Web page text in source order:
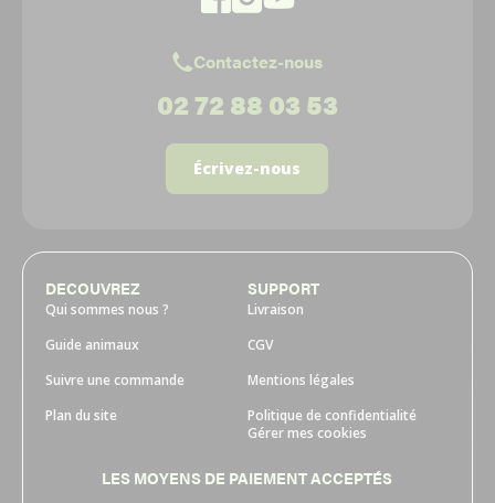
Contactez-nous
02 72 88 03 53
Écrivez-nous
DECOUVREZ
Qui sommes nous ?
Guide animaux
Suivre une commande
Plan du site
SUPPORT
Livraison
CGV
Mentions légales
Politique de confidentialité
Gérer mes cookies
LES MOYENS DE PAIEMENT ACCEPTÉS